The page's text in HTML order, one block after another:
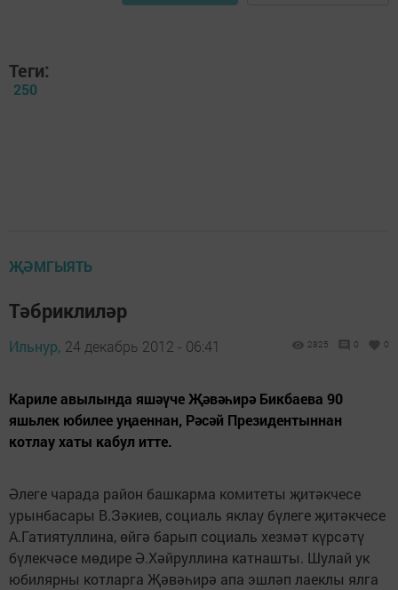
Теги:
250
ҖӘМГЫЯТЬ
Тәбриклиләр
Ильнур, 24 декабрь 2012 - 06:41 2825 0 0
Кариле авылында яшәүче Җәвәһирә Бикбаева 90
яшьлек юбилее уңаеннан, Рәсәй Президентыннан
котлау хаты кабул итте.
Әлеге чарада район башкарма комитеты җитәкчесе
урынбасары В.Зәкиев, социаль яклау бүлеге җитәкчесе
А.Гатиятуллина, өйгә барып социаль хезмәт күрсәтү
бүлекчәсе мөдире Ә.Хәйруллина катнашты. Шулай ук
юбилярны котларга Җәвәһирә апа эшләп лаеклы ялга